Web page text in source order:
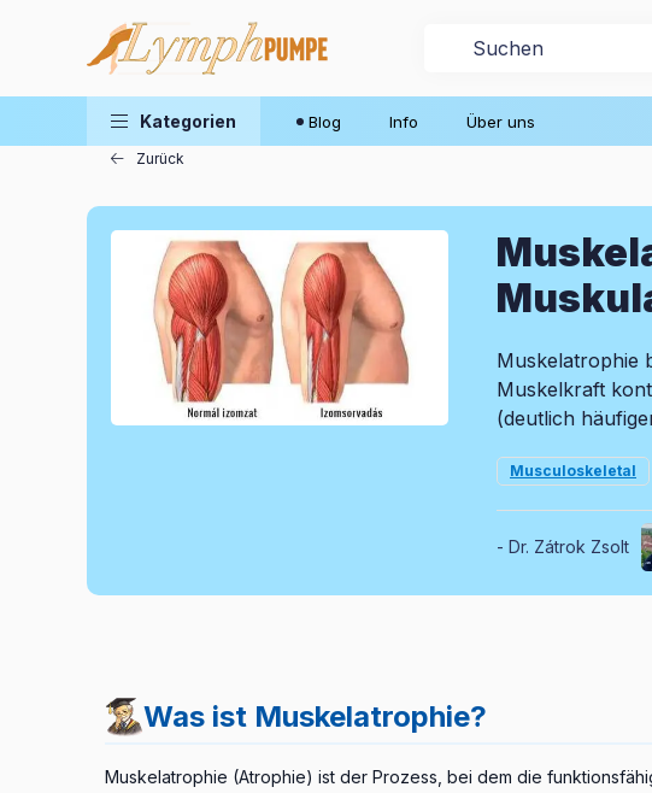
Kategorien Blog Info Über uns
Zurück
Muskelatrophie
Muskelkraft
(deutlich
Musculoskeletal
Dr. Zátrok Zsolt
Was ist Muskelatrophie?
Muskelatrophie (Atrophie) ist der Prozess, bei dem die